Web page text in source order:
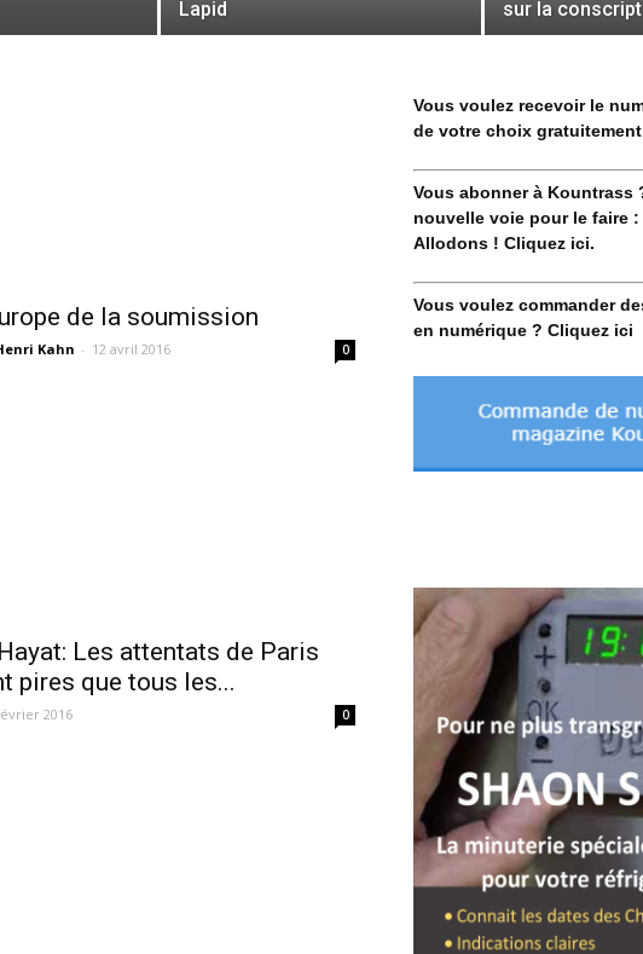
Lapid
sur la
de la soumission
Kahn - 12 avril 2016 0
Les attentats de Paris
pires que tous les...
2016 0
Vous voulez recevoir le
de votre choix
Vous abonner à Kountrass
nouvelle voie pour le faire :
Allodons ! Cliquez ici.
Vous voulez commander
en numérique ? Cliquez ici